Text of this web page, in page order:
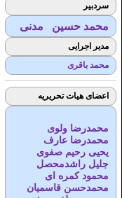
سردبیر
محمد حسین مدنی
مدیر اجرایی
محمد باقری
اعضای هیات تحریریه
محمدرضا ولوی
محمدرضا عارف
یحیی رحیم صفوی
جلیل راشدمحصل
محمود کمره ای
محمدحسن قاسمیان